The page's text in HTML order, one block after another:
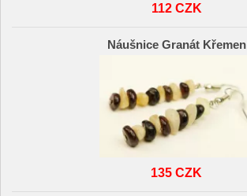
112 CZK
Náušnice Granát Křemen
135 CZK